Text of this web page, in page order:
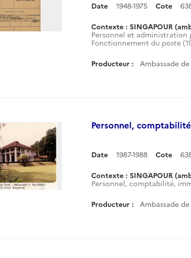
Date 1948-1975 Cote
Contexte : SINGAPOUR
Personnel et administration
Fonctionnement du poste
Producteur : Ambassade
Personnel,
Date 1987-1988 Cote
Contexte : SINGAPOUR
Personnel, comptabilité,
Producteur : Ambassade